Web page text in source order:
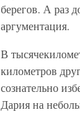
берегов. А раз
аргументация.
В
километров
сознательно
Дария на